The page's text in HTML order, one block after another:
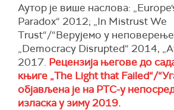
Аутор је више наслова:
Paradox“ 2012; „In Mistrust We
Trust“/“Верујемо у
„Democracy Disrupted“ 2014,
2017. Рецензија његове до
књиге „The Light that Failed“/
објављена је на РТС-у
изласка у зиму 2019.